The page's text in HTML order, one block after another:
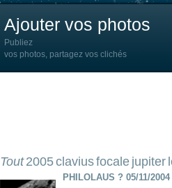
Ajouter vos photos
Publiez
vos photos, partagez vos clichés
Tout 2005claviusfocale jupiter
PHILOLAUS ? 05/11/